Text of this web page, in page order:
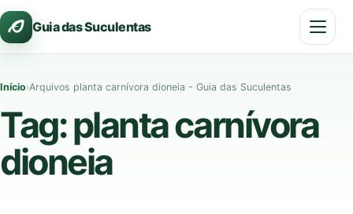
Pular
para
o
Guia das Suculentas
Início›Arquivos planta carnívora dioneia - Guia das Suculentas
Tag:planta carnívora
dioneia